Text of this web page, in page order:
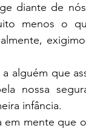
diante de
menos o
alguém que
nossa
infância.
mente que